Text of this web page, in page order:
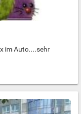
im Auto....sehr